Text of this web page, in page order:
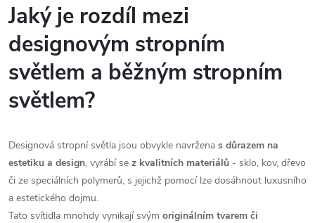
y
v
ý
p
i
s
u
Jaký je rozdíl mezi
designovým stropním
světlem a běžným stropním
světlem?
Designová stropní světla jsou obvykle navržena s důrazem na
estetiku a design, vyrábí se z kvalitních materiálů - sklo, kov, dřevo
či ze speciálních polymerů, s jejichž pomocí lze dosáhnout luxusního
a estetického dojmu.
Tato svítidla mnohdy vynikají svým originálním tvarem či